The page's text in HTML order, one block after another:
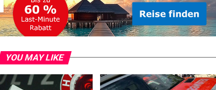
YOU MAY LIKE